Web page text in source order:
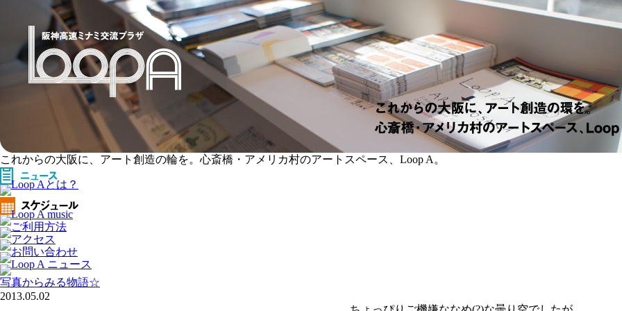
これからの大阪に、アート創造の輪を。心斎橋・アメリカ村のアートスペース、Loop A。
写真からみる物語☆
2013.05.02